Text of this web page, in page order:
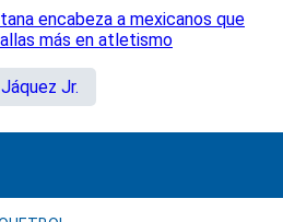
encabeza a mexicanos que
más en atletismo
Jr.